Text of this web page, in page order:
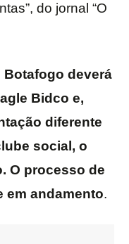
do jornal “O
Botafogo deverá
Bidco e,
diferente
social, o
O processo de
em andamento.